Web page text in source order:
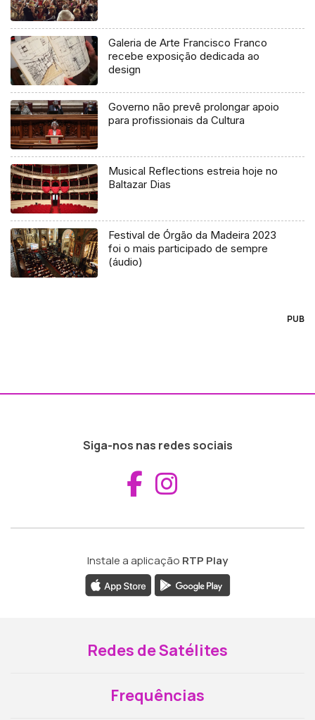
Galeria de Arte Francisco Franco
recebe exposição dedicada ao
design
Governo não prevê prolongar apoio
para profissionais da Cultura
Musical Reflections estreia hoje no
Baltazar Dias
Festival de Órgão da Madeira 2023
foi o mais participado de sempre
(áudio)
PUB
Siga-nos nas redes sociais
Aceder ao
Instale a aplicação RTP Play
Redes de Satélites
Frequências